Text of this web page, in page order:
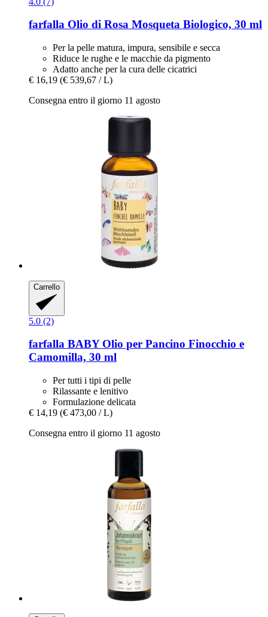
farfalla Olio di Rosa Mosqueta Biologico, 30 ml
Per la pelle matura, impura, sensibile e secca
Riduce le rughe e le macchie da pigmento
Adatto anche per la cura delle cicatrici
€ 16,19 (€ 539,67 / L)
Consegna entro il giorno 11 agosto
Carrello
5.0 (2)
farfalla BABY Olio per Pancino Finocchio e
Camomilla, 30 ml
Per tutti i tipi di pelle
Rilassante e lenitivo
Formulazione delicata
€ 14,19 (€ 473,00 / L)
Consegna entro il giorno 11 agosto